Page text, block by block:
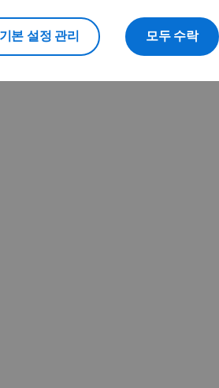
모두 수락
본 설정 관리